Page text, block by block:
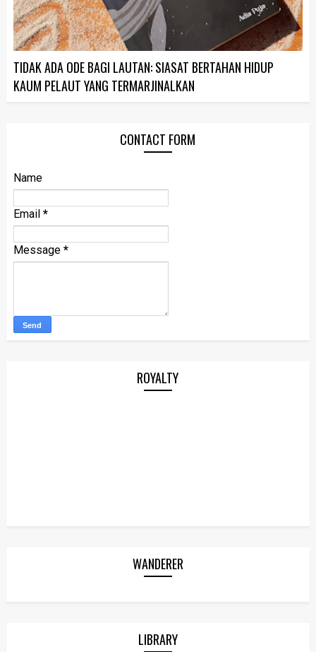
TIDAK ADA ODE BAGI LAUTAN: SIASAT BERTAHAN HIDUP
KAUM PELAUT YANG TERMARJINALKAN
CONTACT FORM
Name
Email *
Message *
ROYALTY
WANDERER
LIBRARY